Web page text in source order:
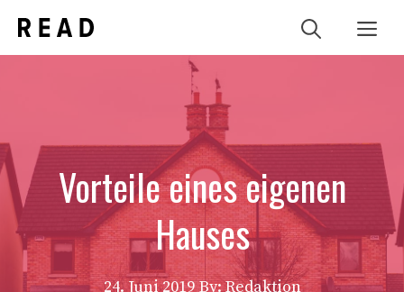
Inhalt
springen
Vorteile eines eigenen
Hauses
24. Juni 2019 By: Redaktion